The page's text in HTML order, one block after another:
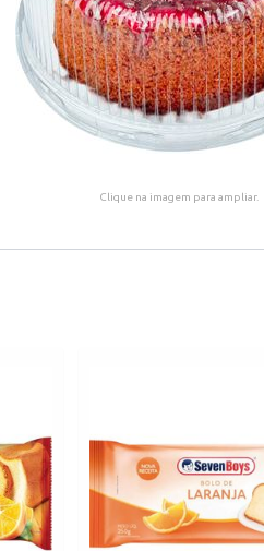
Clique na imagem para ampliar.